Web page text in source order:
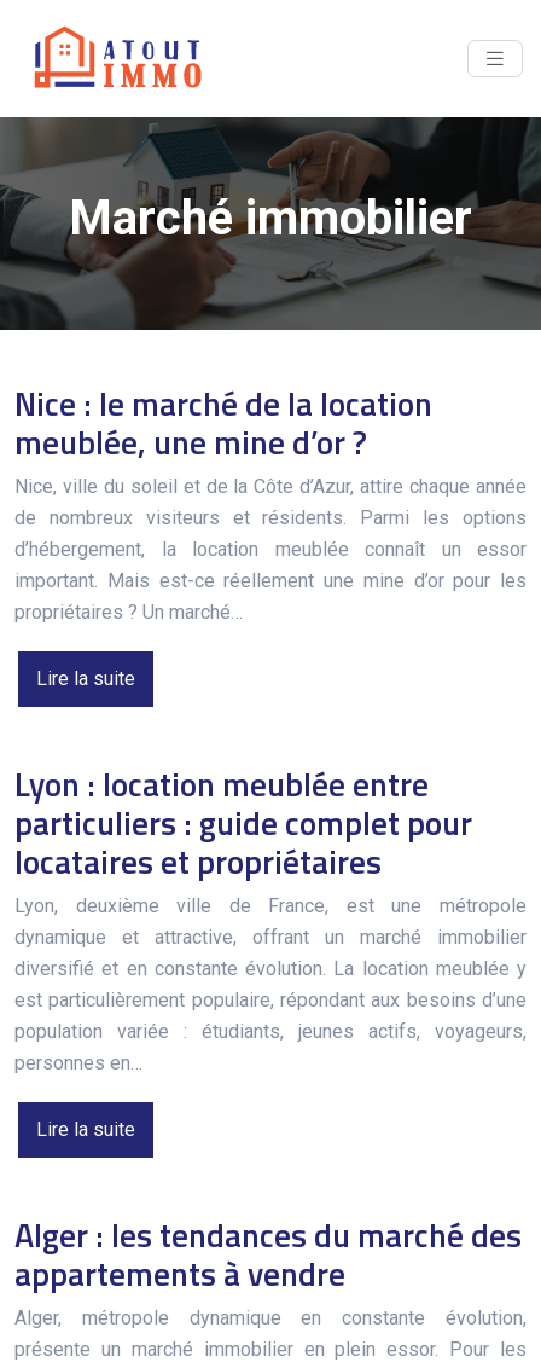
Marché immobilier
Nice : le marché de la location
meublée, une mine d’or ?
Nice, ville du soleil et de la Côte d’Azur, attire chaque année
de nombreux visiteurs et résidents. Parmi les options
d’hébergement, la location meublée connaît un essor
important. Mais est-ce réellement une mine d’or pour les
propriétaires ? Un marché…
Lire la suite
Lyon : location meublée entre
particuliers : guide complet pour
locataires et propriétaires
Lyon, deuxième ville de France, est une métropole
dynamique et attractive, offrant un marché immobilier
diversifié et en constante évolution. La location meublée y
est particulièrement populaire, répondant aux besoins d’une
population variée : étudiants, jeunes actifs, voyageurs,
personnes en…
Lire la suite
Alger : les tendances du marché des
appartements à vendre
Alger, métropole dynamique en constante évolution,
présente un marché immobilier en plein essor. Pour les